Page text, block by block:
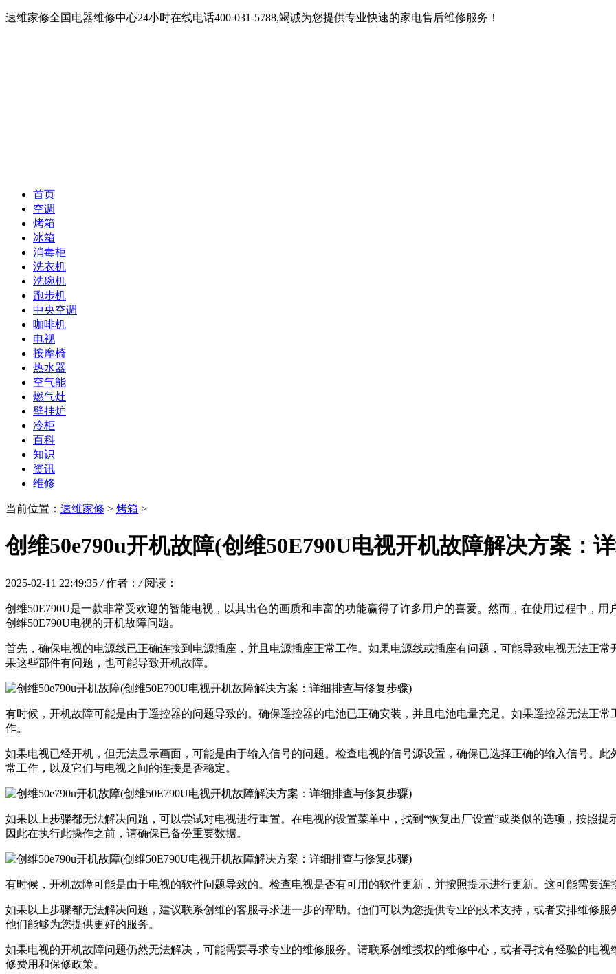
速维家修全国电器维修中心24小时在线电话400-031-5788,竭诚为您提供专业快速的家电售后维修服务！
首页
空调
烤箱
冰箱
消毒柜
洗衣机
洗碗机
跑步机
中央空调
咖啡机
电视
按摩椅
热水器
空气能
燃气灶
壁挂炉
冷柜
百科
知识
资讯
维修
当前位置： 速维家修 > 烤箱 >
创维50e790u开机故障(创维50E790U电视开机故障解决方案：
2025-02-11 22:49:35 / 作者： / 阅读：
创维50E790U是一款非常受欢迎的智能电视，以其出色的画质和丰富的功能赢得了许多用户的喜爱。然而，在使用过程中，
创维50E790U电视的开机故障问题。
首先，确保电视的电源线已正确连接到电源插座，并且电源插座正常工作。如果电源线或插座有问题，可能导致电视无法正
果这些部件有问题，也可能导致开机故障。
有时候，开机故障可能是由于遥控器的问题导致的。确保遥控器的电池已正确安装，并且电池电量充足。如果遥控器无法正
作。
如果电视已经开机，但无法显示画面，可能是由于输入信号的问题。检查电视的信号源设置，确保已选择正确的输入信号。
常工作，以及它们与电视之间的连接是否稳定。
如果以上步骤都无法解决问题，可以尝试对电视进行重置。在电视的设置菜单中，找到“恢复出厂设置”或类似的选项，按照
因此在执行此操作之前，请确保已备份重要数据。
有时候，开机故障可能是由于电视的软件问题导致的。检查电视是否有可用的软件更新，并按照提示进行更新。这可能需要
如果以上步骤都无法解决问题，建议联系创维的客服寻求进一步的帮助。他们可以为您提供专业的技术支持，或者安排维修
他们能够为您提供更好的服务。
如果电视的开机故障问题仍然无法解决，可能需要寻求专业的维修服务。请联系创维授权的维修中心，或者寻找有经验的电
修费用和保修政策。